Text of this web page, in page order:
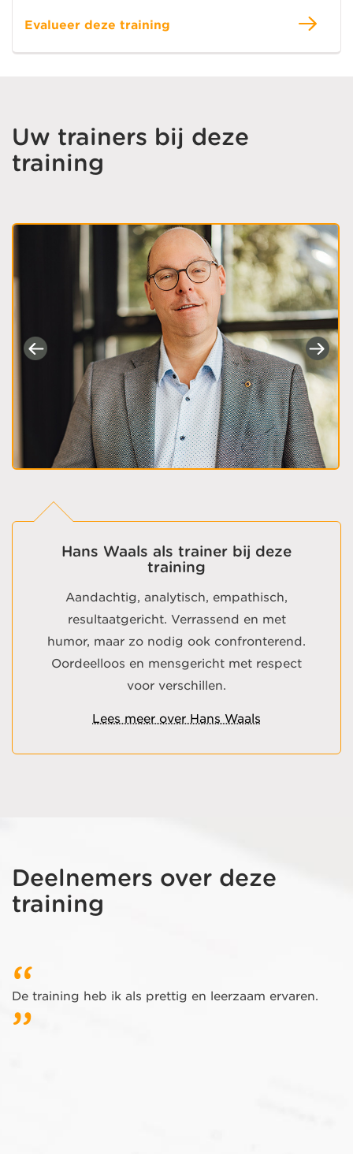
Evalueer deze training
Uw trainers bij deze
training
Hans Waals als trainer bij deze
training
Aandachtig, analytisch, empathisch,
resultaatgericht. Verrassend en met
humor, maar zo nodig ook confronterend.
Oordeelloos en mensgericht met respect
voor verschillen.
Lees meer over Hans Waals
Deelnemers over deze
training
De training heb ik als prettig en leerzaam ervaren.